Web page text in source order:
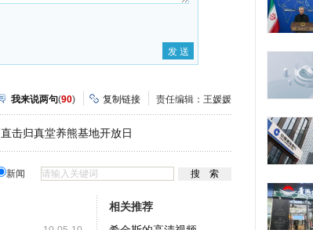
我来说两句(90) 复制链接 责任编辑：王媛媛
直击归真堂养熊基地开放日
新闻
相关推荐